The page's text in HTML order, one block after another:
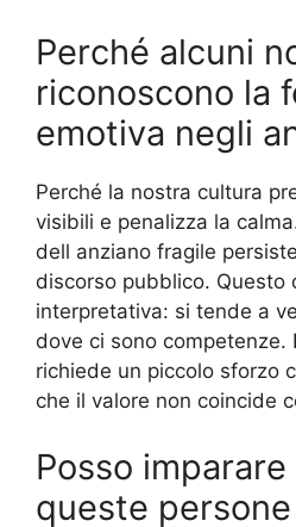
Perché alcuni
riconoscono la
emotiva negli
Perché la nostra cultura
visibili e penalizza la
dell anziano fragile
discorso pubblico. Questo
interpretativa: si tende a
dove ci sono competenze.
richiede un piccolo sforzo
che il valore non coincide
Posso
queste